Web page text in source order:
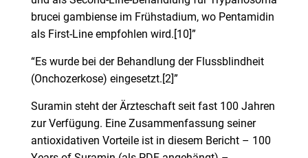
brucei gambiense im Frühstadium, wo Pentamidin
als First-Line empfohlen wird.[10]”
“Es wurde bei der Behandlung der Flussblindheit
(Onchozerkose) eingesetzt.[2]”
Suramin steht der Ärzteschaft seit fast 100 Jahren
zur Verfügung. Eine Zusammenfassung seiner
antioxidativen Vorteile ist in diesem Bericht – 100